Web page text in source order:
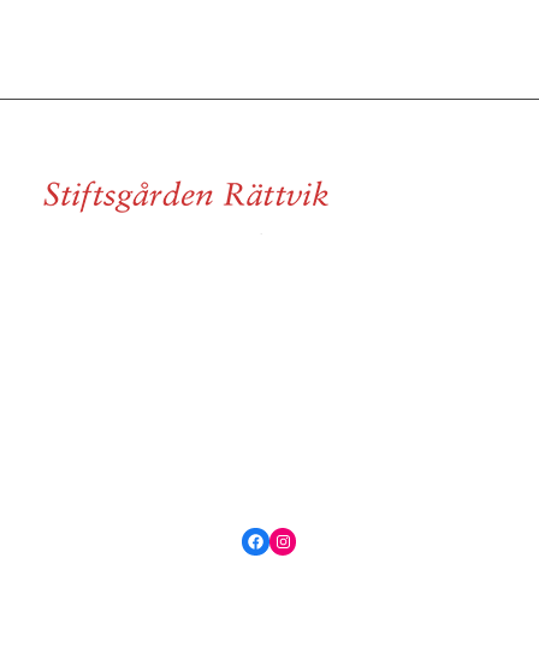
Facebook
Instagram